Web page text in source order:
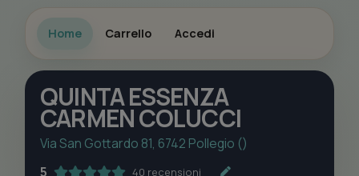
Home Carrello Accedi
QUINTA ESSENZA
CARMEN COLUCCI
Via San Gottardo 81, 6742 Pollegio ()
5
40 recensioni